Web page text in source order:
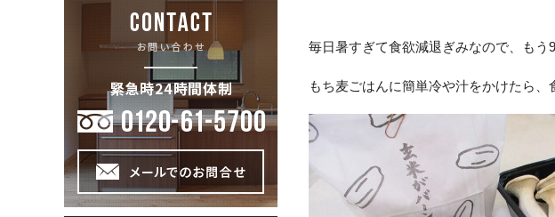
毎日暑すぎて食欲減退ぎみなので、も
もち麦ごはんに簡単冷や汁をかけたら